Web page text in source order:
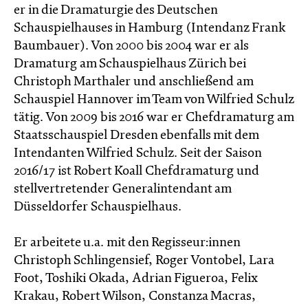
er in die Dramaturgie des Deutschen
Schauspielhauses in Hamburg (Intendanz Frank
Baumbauer). Von 2000 bis 2004 war er als
Dramaturg am Schauspielhaus Zürich bei
Christoph Marthaler und anschließend am
Schauspiel Hannover im Team von Wilfried Schulz
tätig. Von 2009 bis 2016 war er Chefdramaturg am
Staatsschauspiel Dresden ebenfalls mit dem
Intendanten Wilfried Schulz. Seit der Saison
2016/17 ist Robert Koall Chefdramaturg und
stellvertretender Generalintendant am
Düsseldorfer Schauspielhaus.
Er arbeitete u.a. mit den Regisseur:innen
Christoph Schlingensief, Roger Vontobel, Lara
Foot, Toshiki Okada, Adrian Figueroa, Felix
Krakau, Robert Wilson, Constanza Macras,